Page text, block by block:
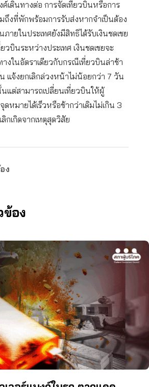
เดินทางต่อ การจัดเที่ยวบินหรือการ
ถึงที่พักพร้อมการรับส่งหากจำเป็นต้อง
ายในประเทศยังมีสิทธิได้รับเงินชดเชย
วบินระหว่างประเทศ เงินชดเชยจะ
งในอัตราเดียวกับกรณีเที่ยวบินล่าช้า
แจ้งยกเลิกล่วงหน้าไม่น้อยกว่า 7 วัน
แต่สามารถเปลี่ยนเที่ยวบินให้ผู้
ดหมายได้เร็วหรือช้ากว่าเดิมไม่เกิน 3
กเกิดจากเหตุสุดวิสัย
ง
อง